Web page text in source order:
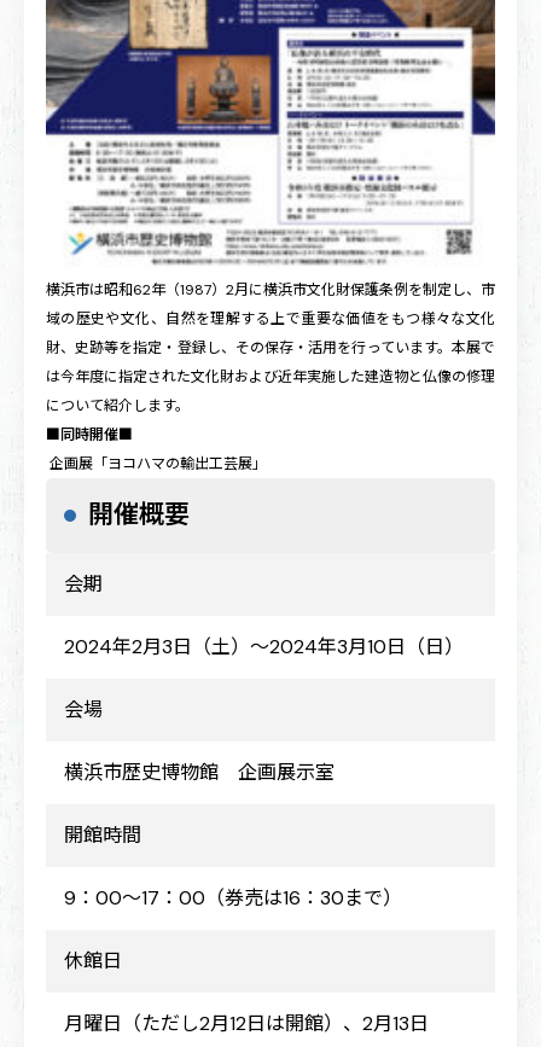
横浜市は昭和62年（1987）2月に横浜市文化財保護条例を制定し、市
域の歴史や文化、自然を理解する上で重要な価値をもつ様々な文化
財、史跡等を指定・登録し、その保存・活用を行っています。本展で
は今年度に指定された文化財および近年実施した建造物と仏像の修理
について紹介します。
■同時開催■
企画展「ヨコハマの輸出工芸展」
開催概要
会期
2024年2月3日（土）～2024年3月10日（日）
会場
横浜市歴史博物館 企画展示室
開館時間
9：00～17：00（券売は16：30まで）
休館日
月曜日（ただし2月12日は開館）、2月13日